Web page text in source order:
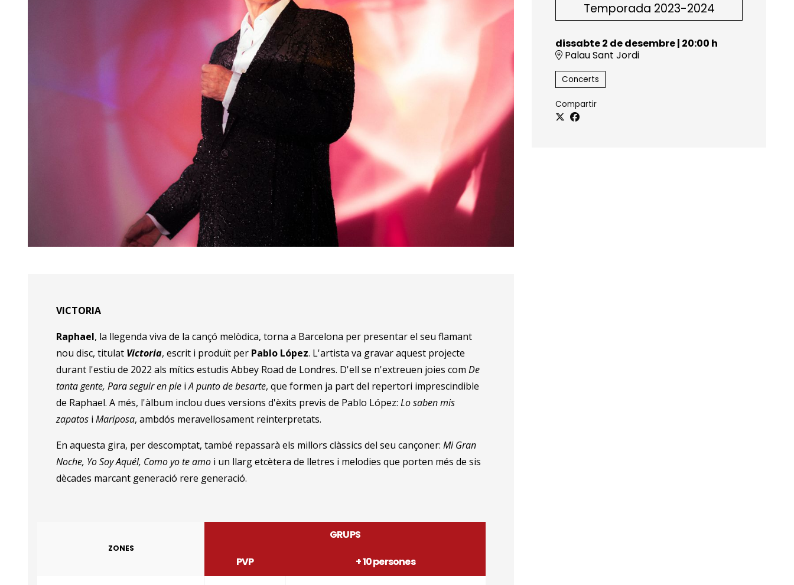
Temporada 2023-2024
dissabte 2 de desembre| 20:00 h
Palau Sant Jordi
Concerts
Compartir
VICTORIA
Raphael, la llegenda viva de la cançó melòdica, torna a Barcelona per presentar el seu flamant
nou disc, titulat Victoria, escrit i produït per Pablo López. L'artista va gravar aquest projecte
durant l'estiu de 2022 als mítics estudis Abbey Road de Londres. D'ell se n'extreuen joies comDe
tanta gente, Para seguir en pie iA punto de besarte, que formen ja part del repertori imprescindible
de Raphael. A més, l'àlbum inclou dues versions d'èxits previs de Pablo López:Lo saben mis
zapatos iMariposa, ambdós meravellosament reinterpretats.
En aquesta gira, per descomptat, també repassarà els millors clàssics del seu cançoner:Mi Gran
Noche, Yo Soy Aquél, Como yo te amo i un llarg etcètera de lletres i melodies que porten més de sis
dècades marcant generació rere generació.
ZONES
GRUPS
PVP
+ 10 persones